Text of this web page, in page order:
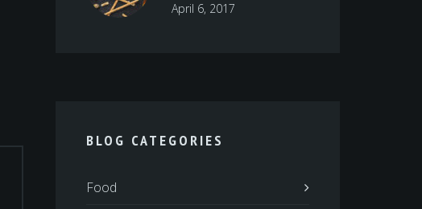
April 6, 2017
BLOG CATEGORIES
Food